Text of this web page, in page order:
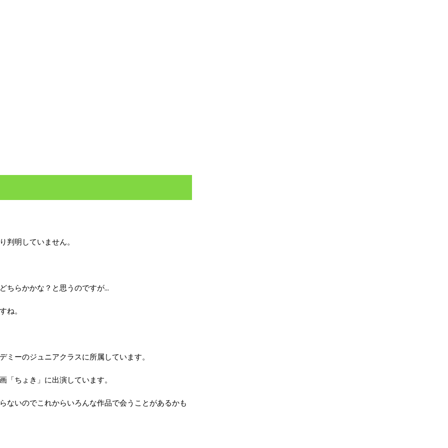
判明していません。
ちらかかな？と思うのですが...
ね。
ーのジュニアクラスに所属しています。
ちょき」に出演しています。
ないのでこれからいろんな作品で会うことがあるかも